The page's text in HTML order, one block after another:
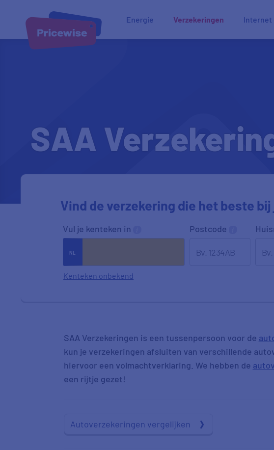
Energie Verzekeringen Internet
SAA
Vind de verzekering die het beste
Vul je kenteken in
Kenteken onbekend
Postcode
SAA Verzekeringen is een tussenpersoon voor de
kun je verzekeringen afsluiten van verschillende
hiervoor een volmachtverklaring. We hebben de
een rijtje gezet!
Autoverzekeringen vergelijken